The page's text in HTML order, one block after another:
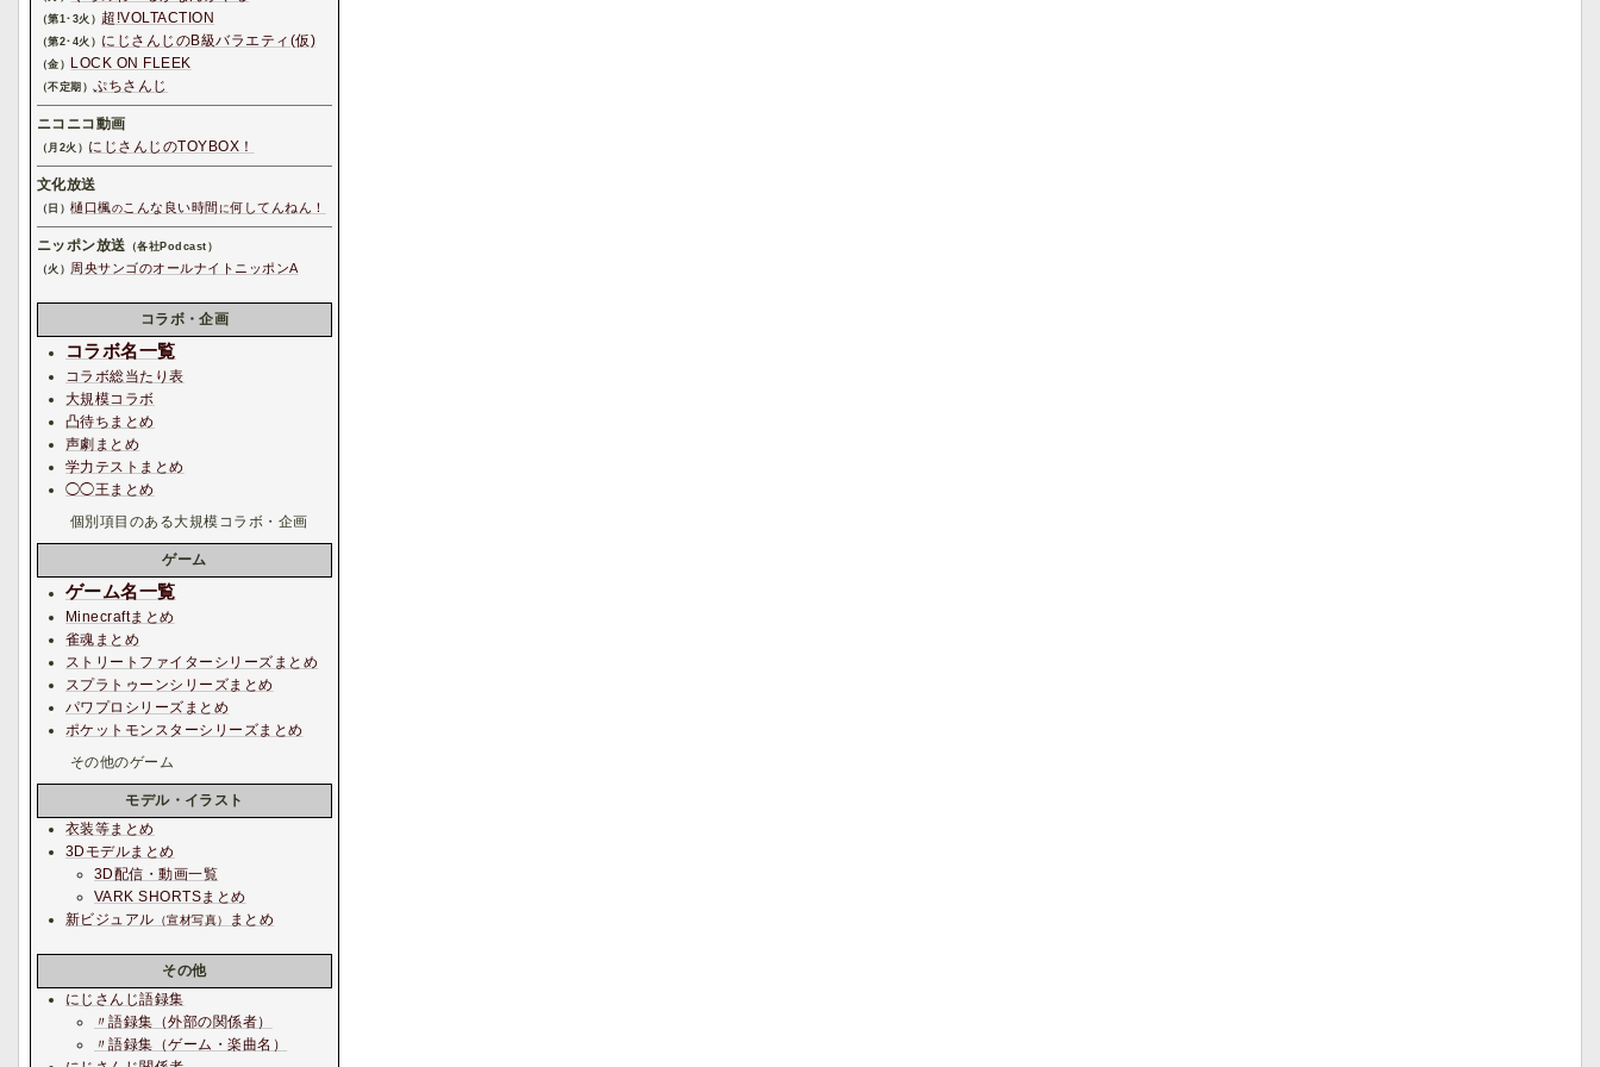
（第1･3火） 超!VOLTACTION
（第2･4火） にじさんじのB級バラエティ(仮)
（金） LOCK ON FLEEK
（不定期）ぷちさんじ
ニコニコ動画
（月2火） にじさんじのTOYBOX！
文化放送
（日）樋口楓の こんな良い時間 に何してんねん！
ニッポン放送 （各社Podcast）
（火） 周央サンゴのオールナイトニッポンA
コラボ・企画
コラボ名一覧
コラボ総当たり表
大規模コラボ
凸待ちまとめ
声劇まとめ
学力テストまとめ
◯◯王まとめ
個別項目のある大規模コラボ・企画
ゲーム
ゲーム名一覧
Minecraftまとめ
雀魂まとめ
ストリートファイターシリーズまとめ
スプラトゥーンシリーズまとめ
パワプロシリーズまとめ
ポケットモンスターシリーズまとめ
その他のゲーム
モデル・イラスト
衣装等まとめ
3Dモデルまとめ
3D配信・動画一覧
VARK SHORTSまとめ
新ビジュアル （宣材写真） まとめ
その他
にじさんじ語録集
〃語録集（外部の関係者）
〃語録集（ゲーム・楽曲名）